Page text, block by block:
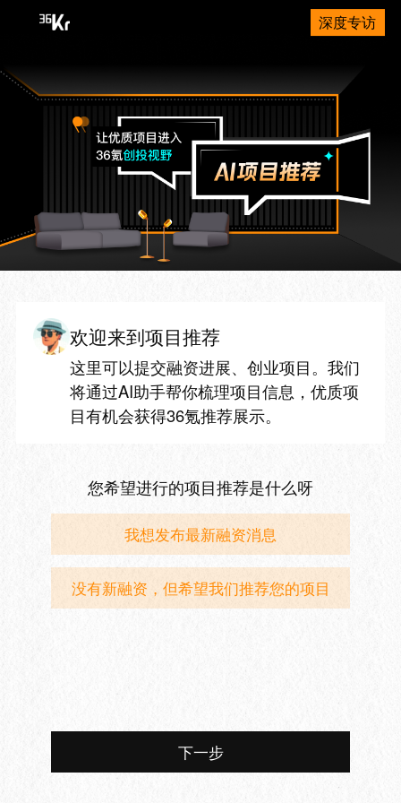
深度专访
欢迎来到项目推荐
这里可以提交融资进展、创业项目。我们
将通过AI助手帮你梳理项目信息，优质项
目有机会获得36氪推荐展示。
您希望进行的项目推荐是什么呀
我想发布最新融资消息
没有新融资，但希望我们推荐您的项目
下一步